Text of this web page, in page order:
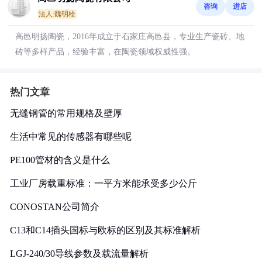
法人:魏明栓
咨询 进店
高邑明扬陶瓷，2016年成立于石家庄高邑县，专业生产瓷砖、地
砖等多样产品，经验丰富，在陶瓷领域权威性强。
热门文章
无缝钢管的常用规格及壁厚
生活中常见的传感器有哪些呢
PE100管材的含义是什么
工业厂房载重标准：一平方米能承受多少公斤
CONOSTAN公司简介
C13和C14插头国标与欧标的区别及其标准解析
LGJ-240/30导线参数及载流量解析